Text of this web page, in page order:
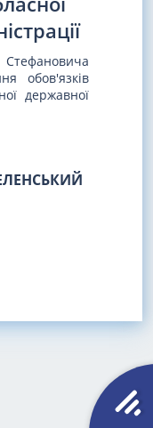
обов'язків
державної